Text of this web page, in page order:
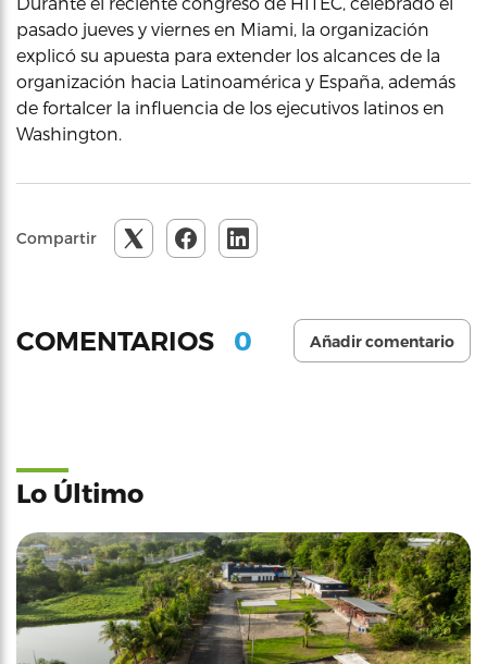
pasado jueves y viernes en Miami, la organización
explicó su apuesta para extender los alcances de la
organización hacia Latinoamérica y España, además
de fortalcer la influencia de los ejecutivos latinos en
Washington.
Compartir
COMENTARIOS 0 Añadir comentario
Lo Último